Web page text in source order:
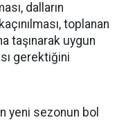
dalların
toplanan
taşınarak uygun
gerektiğini
yeni sezonun bol